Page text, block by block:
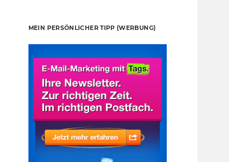
MEIN PERSÖNLICHER TIPP (WERBUNG)